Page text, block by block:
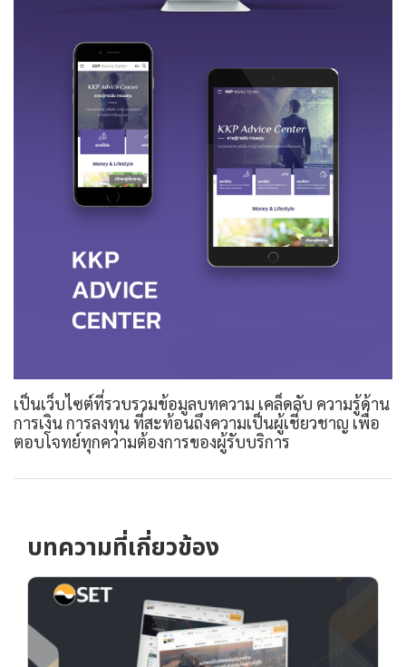
เป็นเว็บไซต์ที่รวบรวมข้อมูลบทความ เคล็ดลับ ความรู้ด้าน
การเงิน การลงทุน ที่สะท้อนถึงความเป็นผู้เชี่ยวชาญ เพื่อ
ตอบโจทย์ทุกความต้องการของผู้รับบริการ
บทความที่เกี่ยวข้อง